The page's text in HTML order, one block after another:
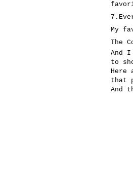
My
The
And
to
Here
that
And